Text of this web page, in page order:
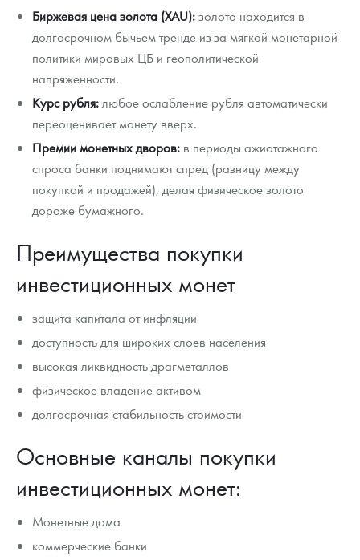
Биржевая цена золота (XAU):золото находится в
долгосрочном бычьем тренде из-за мягкой монетарной
политики мировых ЦБ и геополитической
напряженности.
Курс рубля:любое ослабление рубля автоматически
переоценивает монету вверх.
Премии монетных дворов: в периоды ажиотажного
спроса банки поднимают спред (разницу между
покупкой и продажей), делая физическое золото
дороже бумажного.
Преимущества покупки
инвестиционных монет
защита капитала от инфляции
доступность для широких слоев населения
высокая ликвидность драгметаллов
физическое владение активом
долгосрочная стабильность стоимости
Основные каналы покупки
инвестиционных монет:
Монетные дома
коммерческие банки